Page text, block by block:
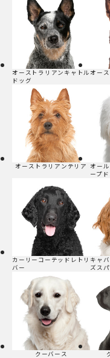
オーストラリアンキャトル
ドッグ
オー
オーストラリアンテリア オー
ープ
カーリーコーテッドレトリ
バー
キャ
ズス
クーバース